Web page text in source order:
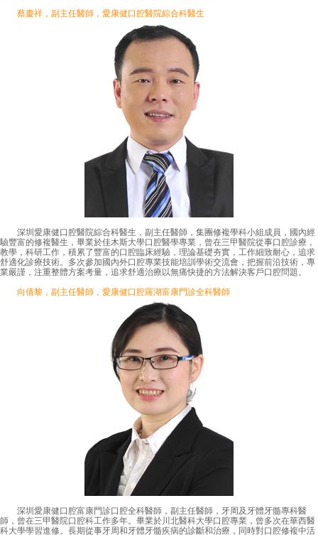
蔡慶祥，副主任醫師，愛康健口腔醫院綜合科醫生
深圳愛康健口腔醫院綜合科醫生，副主任醫師，集團修複學科小組成員，國內經
驗豐富的修複醫生，畢業於佳木斯大學口腔醫學專業，曾在三甲醫院從事口腔診療，
教學，科研工作，積累了豐富的口腔臨床經驗，理論基礎夯實，工作細致耐心，追求
舒適化診療技術。多次參加國內外口腔專業技能培訓學術交流會，把握前沿技術，專
業嚴謹，注重整體方案考量，追求舒適治療以無痛快捷的方法解決客戶口腔問題。
向倩黎，副主任醫師，愛康健口腔羅湖富康門診全科醫師
深圳愛康健口腔富康門診口腔全科醫師，副主任醫師，牙周及牙體牙髓專科醫
師，曾在三甲醫院口腔科工作多年。畢業於川北醫科大學口腔專業，曾多次在華西醫
科大學學習進修。長期從事牙周和牙體牙髓疾病的診斷和治療，同時對口腔修複中活